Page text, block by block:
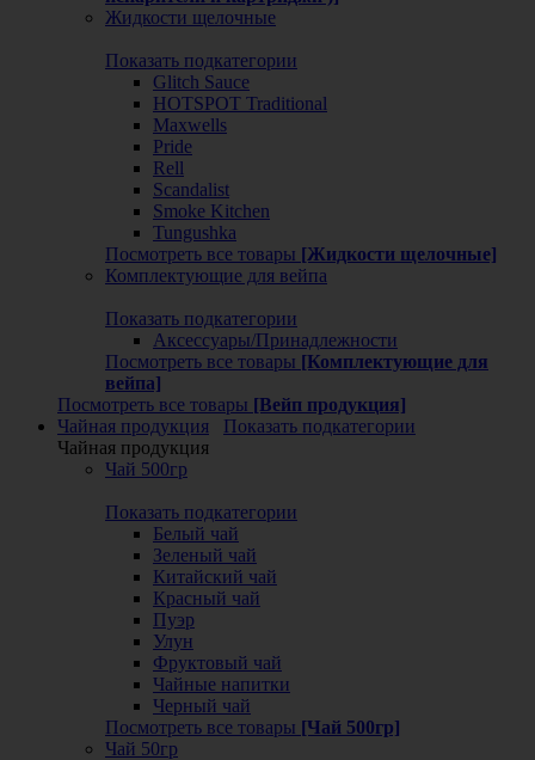
Жидкости щелочные
Показать подкатегории
Glitch Sauce
HOTSPOT Traditional
Maxwells
Pride
Rell
Scandalist
Smoke Kitchen
Tungushka
Посмотреть все товары [Жидкости щелочные]
Комплектующие для вейпа
Показать подкатегории
Аксессуары/Принадлежности
Посмотреть все товары [Комплектующие для
вейпа]
Посмотреть все товары [Вейп продукция]
Чайная продукция
Показать подкатегории
Чайная продукция
Чай 500гр
Показать подкатегории
Белый чай
Зеленый чай
Китайский чай
Красный чай
Пуэр
Улун
Фруктовый чай
Чайные напитки
Черный чай
Посмотреть все товары [Чай 500гр]
Чай 50гр